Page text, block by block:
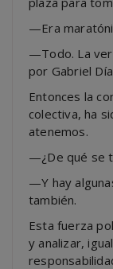
—Era
—Todo. La
por Gabriel
Entonces la
colectiva, ha
atenemos.
—¿De qué se
—Y hay
también.
Esta fuerza
y analizar,